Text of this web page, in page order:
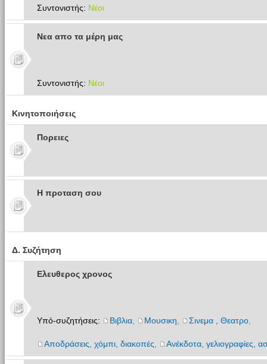
Συντονιστής: Νέοι
Νεα απο τα μέρη μας
Συντονιστής: Νέοι
Κινητοποιήσεις
Πoρειες
Η προταση σου
Δ. Συζήτηση
Ελευθερος χρονος
Υπό-συζητήσεις: Βιβλια, Μουσικη Σινεμα , Θεατρο,
Αποδράσεις, χόμπι, διακοπές Ανέκδοτα, γελιογραφίες,